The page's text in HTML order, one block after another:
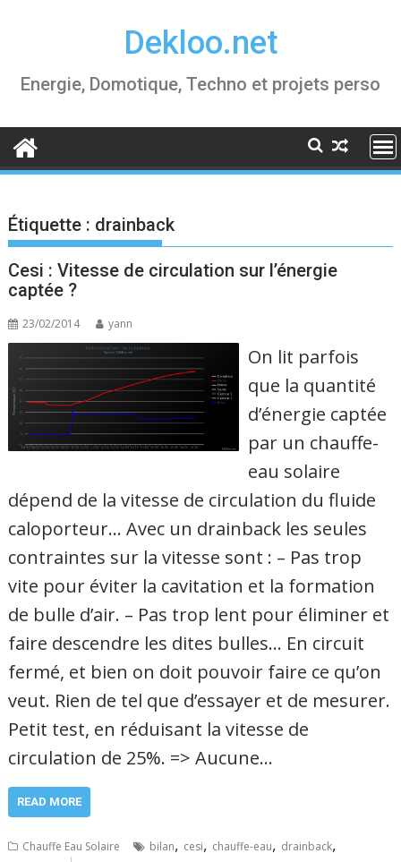
Dekloo.net
Energie, Domotique, Techno et projets perso
Étiquette : drainback
Cesi : Vitesse de circulation sur l’énergie
captée ?
23/02/2014 yann
On lit parfois
que la quantité
d’énergie captée
par un chauffe-
eau solaire
dépend de la vitesse de circulation du fluide
caloporteur… Avec un drainback les seules
contraintes sur la vitesse sont : – Pas trop
vite pour éviter la cavitation et la formation
de bulle d’air. – Pas trop lent pour éliminer et
faire descendre les dites bulles… En circuit
fermé, et bien on doit pouvoir faire ce qu’on
veut. Rien de tel que d’essayer et de mesurer.
Petit test, en réduisant la vitesse de
circulation de 25%. => Aucune…
READ MORE
Chauffe Eau Solaire bilan, cesi, chauffe-eau, drainback,